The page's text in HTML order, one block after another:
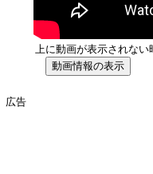
上に動画が表示されない
動画情報の表示
広告